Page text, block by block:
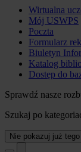
Wirtualna
Mój USWPS
Poczta
Formularz
Biuletyn
Katalog
Dostęp do
Sprawdź nasze
Szukaj po
Nie pokazuj już